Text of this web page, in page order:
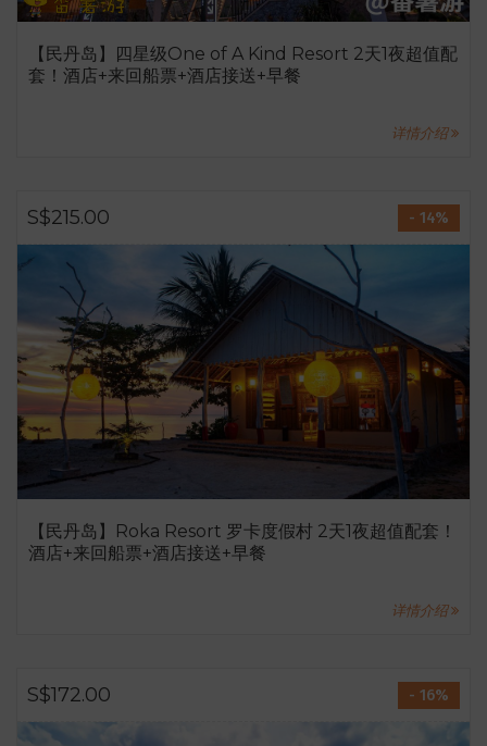
【民丹岛】四星级One of A Kind Resort 2天1夜超值配
套！酒店+来回船票+酒店接送+早餐
详情介绍
S$215.00 - 14%
【民丹岛】Roka Resort 罗卡度假村 2天1夜超值配套！
酒店+来回船票+酒店接送+早餐
详情介绍
S$172.00 - 16%